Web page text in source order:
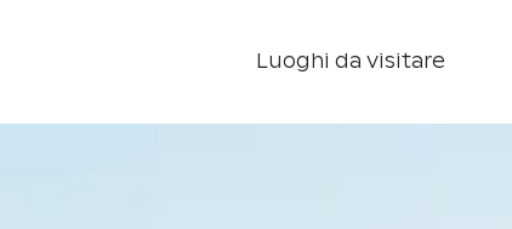
Luoghi da visitare